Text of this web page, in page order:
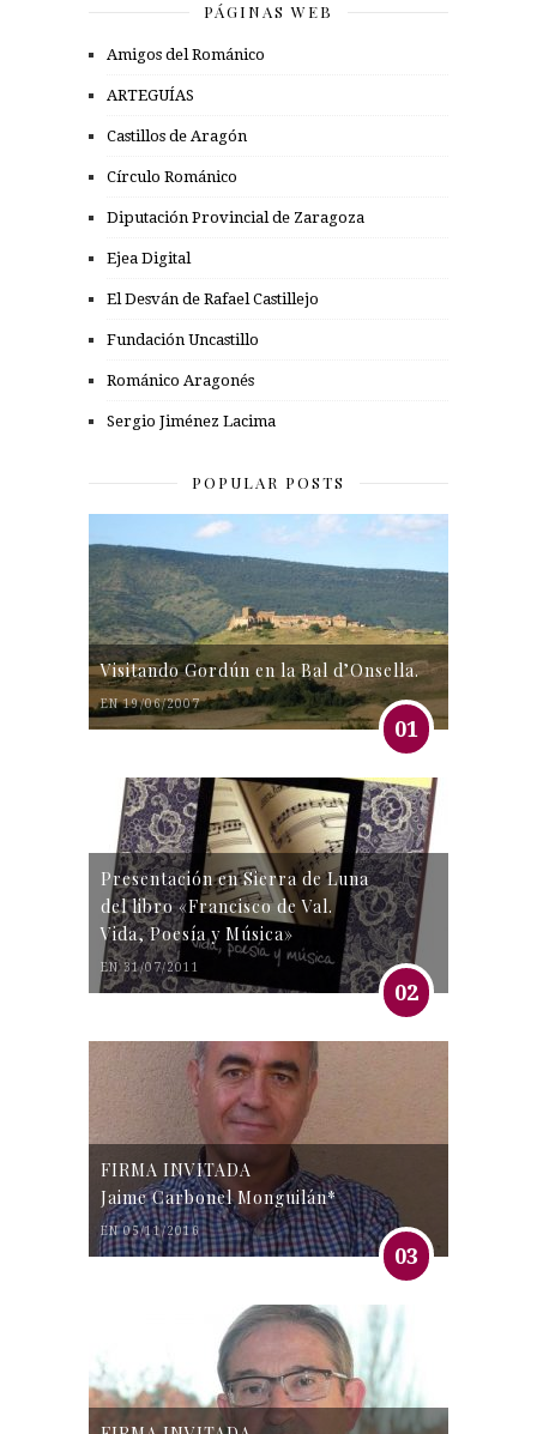
PÁGINAS WEB
Amigos del Románico
ARTEGUÍAS
Castillos de Aragón
Círculo Románico
Diputación Provincial de Zaragoza
Ejea Digital
El Desván de Rafael Castillejo
Fundación Uncastillo
Románico Aragonés
Sergio Jiménez Lacima
POPULAR POSTS
Visitando Gordún en la Bal d’Onsella.
EN 19/06/2007
01
Presentación en Sierra de Luna
del libro «Francisco de Val.
Vida, Poesía y Música»
EN 31/07/2011
02
FIRMA INVITADA
Jaime Carbonel Monguilán*
EN 05/11/2016
03